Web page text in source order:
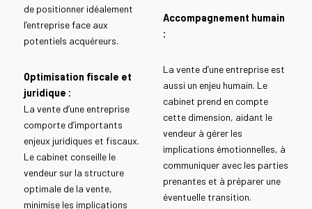
de positionner idéalement
l’entreprise face aux
potentiels acquéreurs.
Optimisation fiscale et
juridique :
La vente d’une entreprise
comporte d’importants
enjeux juridiques et fiscaux.
Le cabinet conseille le
vendeur sur la structure
optimale de la vente,
minimise les implications
Accompagnement humain
:
La vente d’une entreprise est
aussi un enjeu humain. Le
cabinet prend en compte
cette dimension, aidant le
vendeur à gérer les
implications émotionnelles, à
communiquer avec les parties
prenantes et à préparer une
éventuelle transition.